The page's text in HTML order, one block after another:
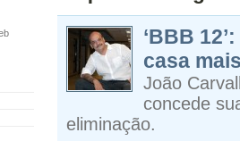
‘BBB
casa
João
concede
eliminação.